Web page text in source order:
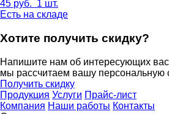
45 руб. 1 шт.
Есть на складе
Хотите получить скидку?
Напишите нам об интересующих вас
мы рассчитаем вашу персональную
Получить скидку
Продукция Услуги Прайс-лист
Компания Наши работы Контакты